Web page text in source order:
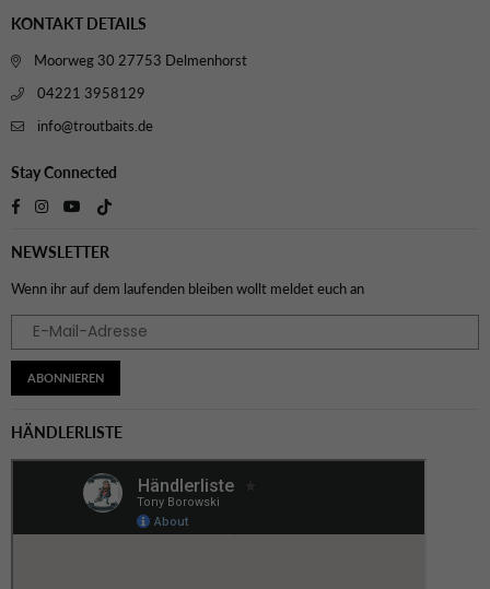
KONTAKT DETAILS
Moorweg 30 27753 Delmenhorst
04221 3958129
info@troutbaits.de
Stay Connected
FacebookInstagram
YouTube
NEWSLETTER
Wenn ihr auf dem laufenden bleiben wollt meldet euch an
ABONNIEREN
HÄNDLERLISTE